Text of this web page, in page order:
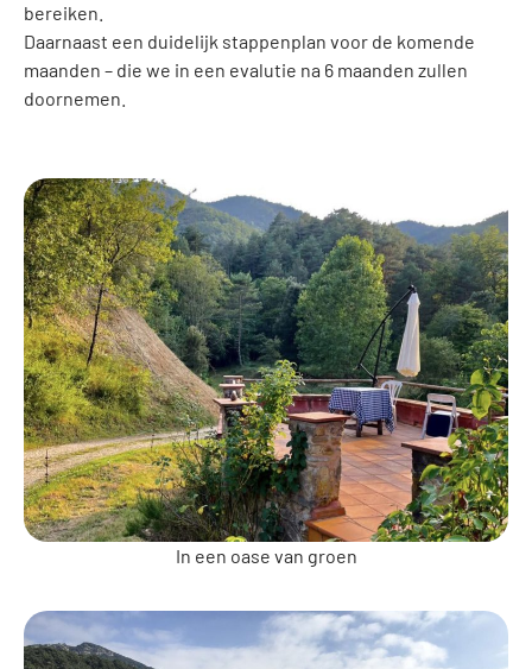
bereiken.
Daarnaast een duidelijk stappenplan voor de komende
maanden – die we in een evalutie na 6 maanden zullen
doornemen.
In een oase van groen